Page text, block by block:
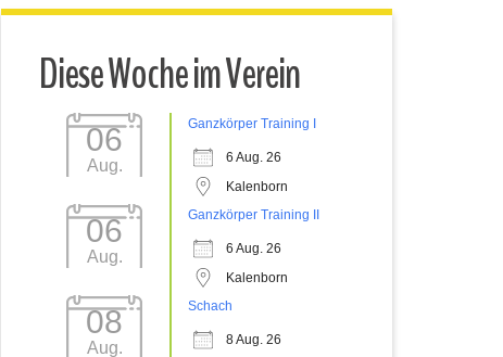
Diese Woche im Verein
06
Aug.
Ganzkörper Training I
6 Aug. 26
Kalenborn
06
Aug.
Ganzkörper Training II
6 Aug. 26
Kalenborn
08
Aug.
Schach
8 Aug. 26